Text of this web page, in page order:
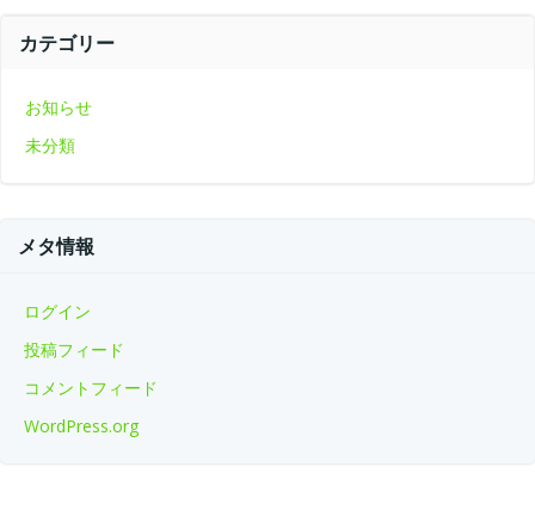
カテゴリー
お知らせ
未分類
メタ情報
ログイン
投稿フィード
コメントフィード
WordPress.org